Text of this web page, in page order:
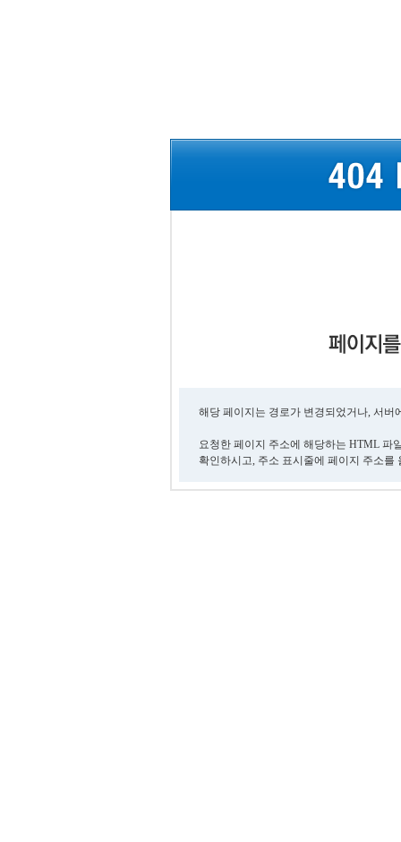
해당 페이지는 경로가 변경되었거나, 서
요청한 페이지 주소에 해당하는 HTML 파
확인하시고, 주소 표시줄에 페이지 주소